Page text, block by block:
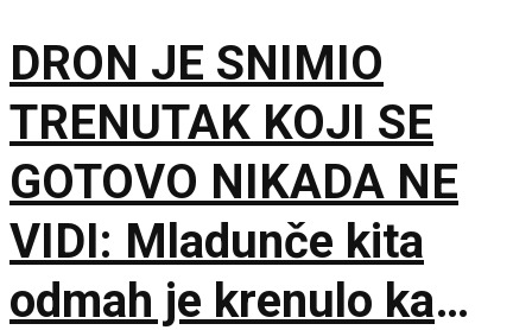
DRON JE SNIMIO
TRENUTAK KOJI SE
GOTOVO NIKADA NE
VIDI: Mladunče kita
odmah je krenulo ka